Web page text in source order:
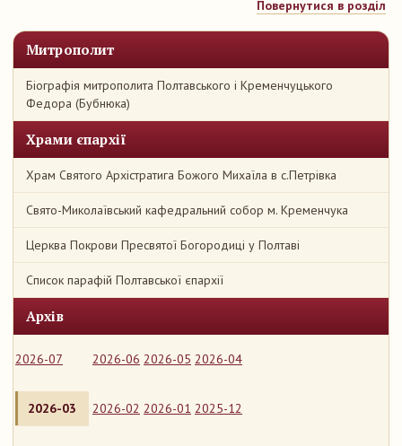
Митрополит
Біографія митрополита Полтавського і Кременчуцького
Федора (Бубнюка)
Храми єпархії
Храм Святого Архістратига Божого Михаїла в с.Петрівка
Свято-Миколаївський кафедральний собор м. Кременчука
Церква Покрови Пресвятої Богородиці у Полтаві
Список парафій Полтавської єпархії
Архів
2026-07 2026-06 2026-05 2026-04
2026-03 2026-02 2026-01 2025-12
Повернутися в розділ